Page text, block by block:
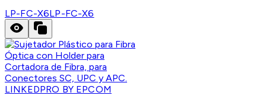
LP-FC-X6LP-FC-X6
LINKEDPRO BY EPCOM